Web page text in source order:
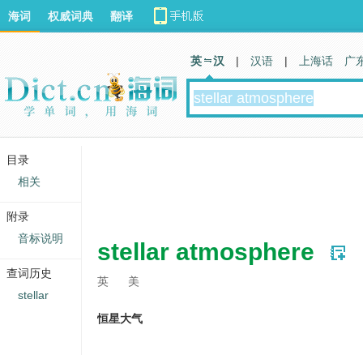
stellar atmosphere
英 美
恒星大气
海词 权威词典 翻译
英 汉 | 汉语 | 上海话 广
目录
相关
附录
音标说明
查词历史
stellar